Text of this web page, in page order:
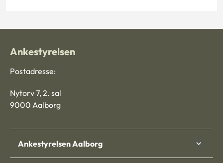
Ankestyrelsen
Postadresse:
Nytorv 7, 2. sal
9000 Aalborg
Ankestyrelsen Aalborg